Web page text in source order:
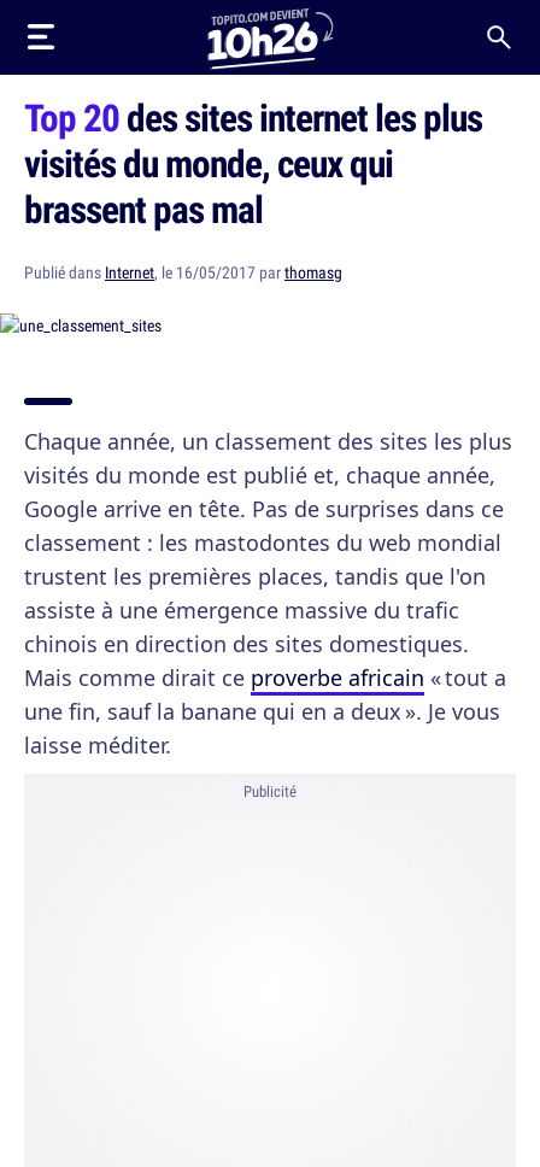
Top 20des sites internet les plus
visités du monde, ceux qui
brassent pas mal
Publié dans Internet, le 16/05/2017 parthomasg
Chaque année, un classement des sites les plus
visités du monde est publié et, chaque année,
Google arrive en tête. Pas de surprises dans ce
classement : les mastodontes du web mondial
trustent les premières places, tandis que l'on
assiste à une émergence massive du trafic
chinois en direction des sites domestiques.
Mais comme dirait ce proverbe africain « tout a
une fin, sauf la banane qui en a deux ». Je vous
laisse méditer.
Publicité